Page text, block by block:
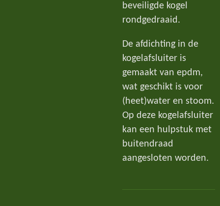
beveiligde kogel
rondgedraaid.
De afdichting in de
kogelafsluiter is
gemaakt van epdm,
wat geschikt is voor
(heet)water en stoom.
Op deze kogelafsluiter
kan een hulpstuk met
buitendraad
aangesloten worden.